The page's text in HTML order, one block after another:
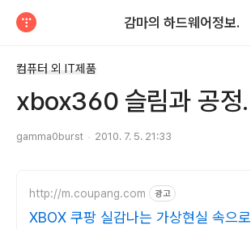
감마의 하드웨어정보.
컴퓨터 외 IT제품
xbox360 슬림과 공정.
gamma0burst 2010. 7. 5. 21:33
http://m.coupang.com 광고
XBOX 쿠팡 실감나는 가상현실 속으로